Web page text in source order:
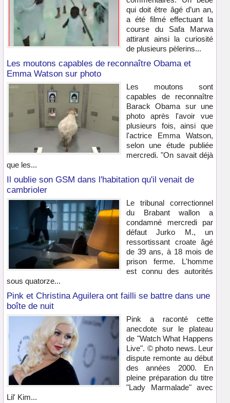
qui doit être âgé d’un an,
a été filmé effectuant la
course du Safa Marwa
attirant ainsi la curiosité
de plusieurs pèlerins...
Les moutons capables de reconnaître Obama et
Emma Watson sur photo
Les moutons sont
capables de reconnaître
Barack Obama sur une
photo après l'avoir vue
plusieurs fois, ainsi que
l'actrice Emma Watson,
selon une étude publiée
mercredi. "On savait déjà
que les...
Il oublie son GSM dans l'habitation qu'il venait de
cambrioler
Le tribunal correctionnel
du Brabant wallon a
condamné mercredi par
défaut Jurko M., un
ressortissant croate âgé
de 39 ans, à 18 mois de
prison ferme. L'homme
est connu des autorités
sous quatorze...
Pink et Christina Aguilera ont failli se battre dans une
boîte de nuit
Pink a raconté cette
anecdote sur le plateau
de "Watch What Happens
Live". © photo news. Leur
dispute remonte au début
des années 2000. En
pleine préparation du titre
"Lady Marmalade" avec
Lil' Kim...